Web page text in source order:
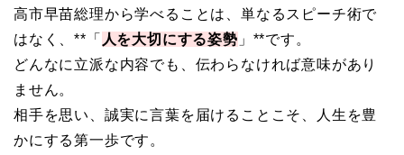
高市早苗総理から学べることは、単なるスピーチ術で
はなく、**「 人を大切にする姿勢 」**です。
どんなに立派な内容でも、伝わらなければ意味があり
ません。
相手を思い、誠実に言葉を届けることこそ、人生を豊
かにする第一歩です。